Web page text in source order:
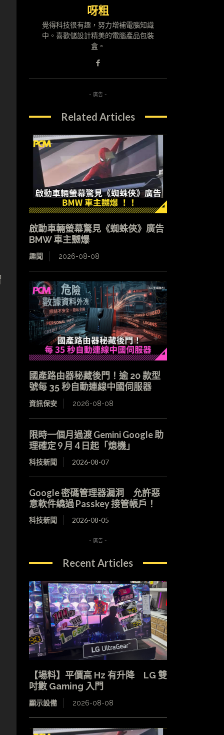
呀粗
覺得科技很有趣，努力增補電腦知識
中。喜歡儲設計精美的電腦產品包裝
盒。
- 廣告 -
Related Articles
啟動車輛螢幕驚見《蜘蛛俠》廣告
BMW 車主嬲爆
趣聞 2026-08-08
國產路由器秘藏後門！逾 20 款型
號每 35 秒自動連線中國伺服器
資訊保安 2026-08-08
限時一個月過渡 Gemini Google 助
理確定 9 月 4 日起「熄機」
科技新聞 2026-08-07
Google 密碼管理器漏洞 允許惡
意軟件繞過 Passkey 接管帳戶！
科技新聞 2026-08-05
- 廣告 -
Recent Articles
【場料】平價高 Hz 有升降 LG 雙
吋數 Gaming 入門
顯示設備 2026-08-08